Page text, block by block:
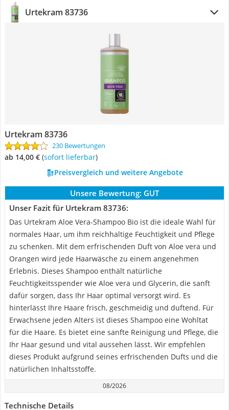
Urtekram 83736
Urtekram 83736
230 Bewertungen
ab 14,00 € ( Sofort lieferbar)
Preisvergleich und weitere Angebote
Unsere Bewertung: GUT
Unser Fazit für Urtekram 83736:
Das Urtekram Aloe Vera-Shampoo Bio ist die ideale Wahl für
normales Haar, um ihm reichhaltige Feuchtigkeit und Pflege
zu schenken. Mit dem erfrischenden Duft von Aloe vera und
Orangen wird jede Haarwäsche zu einem angenehmen
Erlebnis. Dieses Shampoo enthält natürliche
Feuchtigkeitsspender wie Aloe vera und Glycerin, die sanft
dafür sorgen, dass Ihr Haar optimal versorgt wird. Es
hinterlässt Ihre Haare frisch, geschmeidig und duftend. Für
Erwachsene jeden Alters ist dieses Shampoo eine Wohltat
für die Haare. Es bietet eine sanfte Reinigung und Pflege, die
Ihr Haar gesund und vital aussehen lässt. Wir empfehlen
dieses Produkt aufgrund seines erfrischenden Dufts und die
natürlichen Inhaltsstoffe.
08/2026
Technische Details